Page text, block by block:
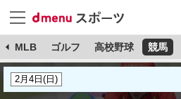
MLB ゴルフ 高校野球 競馬